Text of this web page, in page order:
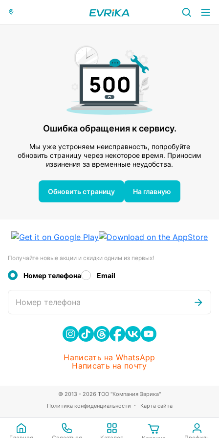
Ошибка обращения к сервису.
Мы уже устроняем неисправность, попробуйте
обновить страницу через некоторое время. Приносим
извинения за временные неудобства.
Обновить страницу На главную
Получайте новые акции и скидки одним из первых!
Номер телефона Email
Номер телефона
Написать на WhatsApp
Написать на почту
Политика конфиденциальности Карта сайта
© 2013 - 2026 ТОО "Компания Эврика"